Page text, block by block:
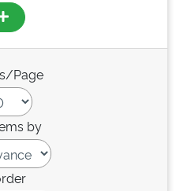
Page
by